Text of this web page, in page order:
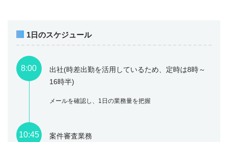
1日のスケジュール
8:00
出社(時差出勤を活用しているため、定時は8時～
16時半)
メールを確認し、1日の業務量を把握
10:45 案件審査業務